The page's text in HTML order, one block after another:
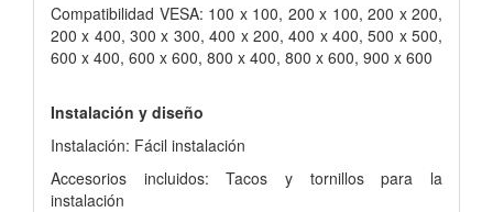
Compatibilidad VESA: 100 x 100, 200 x 100, 200 x 200,
200 x 400, 300 x 300, 400 x 200, 400 x 400, 500 x 500,
600 x 400, 600 x 600, 800 x 400, 800 x 600, 900 x 600
Instalación y diseño
Instalación: Fácil instalación
Accesorios incluidos: Tacos y tornillos para la
instalación